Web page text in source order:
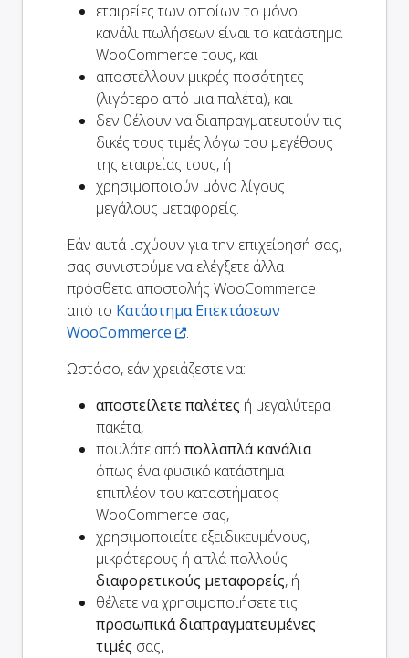
εταιρείες των οποίων το μόνο
κανάλι πωλήσεων είναι το κατάστημα
WooCommerce τους, και
αποστέλλουν μικρές ποσότητες
(λιγότερο από μια παλέτα), και
δεν θέλουν να διαπραγματευτούν τις
δικές τους τιμές λόγω του μεγέθους
της εταιρείας τους, ή
χρησιμοποιούν μόνο λίγους
μεγάλους μεταφορείς.
Εάν αυτά ισχύουν για την επιχείρησή σας,
σας συνιστούμε να ελέγξετε άλλα
πρόσθετα αποστολής WooCommerce
από το Κατάστημα Επεκτάσεων
WooCommerce
.
Ωστόσο, εάν χρειάζεστε να:
αποστείλετε παλέτες ή μεγαλύτερα
πακέτα,
πουλάτε από πολλαπλά κανάλια
όπως ένα φυσικό κατάστημα
επιπλέον του καταστήματος
WooCommerce σας,
χρησιμοποιείτε εξειδικευμένους,
μικρότερους ή απλά πολλούς
διαφορετικούς μεταφορείς, ή
θέλετε να χρησιμοποιήσετε τις
προσωπικά διαπραγματευμένες
τιμές σας,